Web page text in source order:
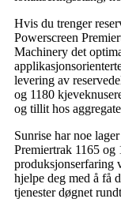
Hvis du trenger
Powerscreen
Machinery det
levering av
og 1180
og tillit hos
Sunrise har noe
Premiertrak 1165 og
produksjonserfaring
hjelpe deg med å få
tjenester døgnet